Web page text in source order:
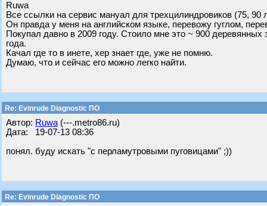
Ruwa
Все ссылки на сервис мануал для трехцилиндровиков (75, 90
Он правда у меня на английском языке, перевожу гуглом,
Покупал давно в 2009 году. Стоило мне это ~ 900
года.
Качал где то в инете, хер знает где, уже не помню.
Думаю, что и сейчас его можно легко найти.
Re: Evinrude Diagnostic ПО
Автор: Ruwa (---.metro86.ru)
Дата: 19-07-13 08:36
понял. буду искать "с перламутровыми пуговицами" ;))
Re: Evinrude Diagnostic ПО